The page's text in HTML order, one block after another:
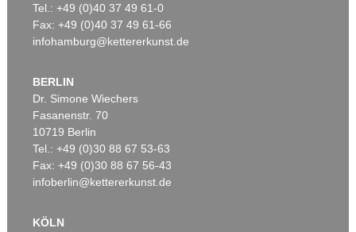
Tel.: +49 (0)40 37 49 61-0
Fax: +49 (0)40 37 49 61-66
infohamburg@kettererkunst.de
BERLIN
Dr. Simone Wiechers
Fasanenstr. 70
10719 Berlin
Tel.: +49 (0)30 88 67 53-63
Fax: +49 (0)30 88 67 56-43
infoberlin@kettererkunst.de
KÖLN